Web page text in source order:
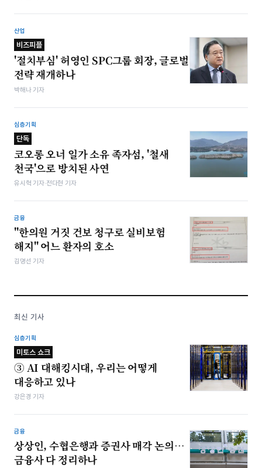
산업
비즈피플
'절치부심' 허영인 SPC그룹 회장, 글로벌
전략 재개하나
박해나 기자
심층기획
단독
코오롱 오너 일가 소유 족자섬, '철새
천국'으로 방치된 사연
유시혁 기자·전다현 기자
금융
"한의원 거짓 건보 청구로 실비보험
해지" 어느 환자의 호소
김명선 기자
최신 기사
심층기획
미토스 쇼크
③ AI 대해킹시대, 우리는 어떻게
대응하고 있나
강은경 기자
금융
상상인, 수협은행과 증권사 매각 논의…
금융사 다 정리하나